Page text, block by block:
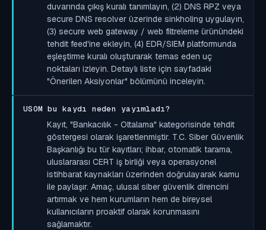
duvarında çıkış kuralı tanımlayın, (2) DNS RPZ veya
secure DNS resolver üzerinde sinkholing uygulayın,
(3) secure web gateway / web filtreleme ürünündeki
tehdit feed'ine ekleyin, (4) EDR/SIEM platformunda
eşleştirme kuralı oluşturarak temas eden uç
noktaları izleyin. Detaylı liste için sayfadaki
"Önerilen Aksiyonlar" bölümünü inceleyin.
USOM bu kaydı neden yayımladı?
Kayıt, "Bankacılık - Oltalama" kategorisinde tehdit
göstergesi olarak işaretlenmiştir. T.C. Siber Güvenlik
Başkanlığı bu tür kayıtları; ihbar, otomatik tarama,
uluslararası CERT iş birliği veya operasyonel
istihbarat kaynakları üzerinden doğrulayarak kamu
ile paylaşır. Amaç, ulusal siber güvenlik direncini
artırmak ve hem kurumların hem de bireysel
kullanıcıların proaktif olarak korunmasını
sağlamaktır.